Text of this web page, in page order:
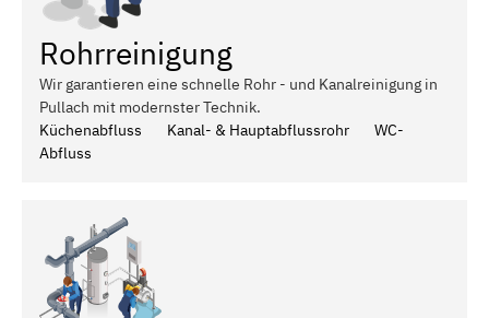
Rohrreinigung
Wir garantieren eine schnelle Rohr - und Kanalreinigung in
Pullach mit modernster Technik.
Küchenabfluss
Kanal- & Hauptabflussrohr
WC-
Abfluss